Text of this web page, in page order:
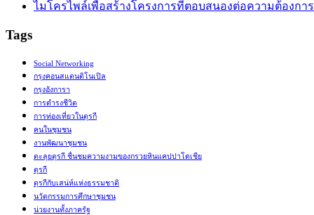
ไมโครไพล์เพื่อสร้างโครงการที่ตอบสนองต่อความต้องกา
Tags
Social Networking
กรุงคอนสแตนติโนเปิล
กรุงอังการา
การดำรงชีวิต
การท่องเที่ยวในตุรกี
คนในชุมชน
งานพัฒนาชุมชน
ตะลุยตุรกี ชื่นชมความงามของกรวยหินแคปปาโดเชีย
ตุรกี
ตุรกีกับเสน่ห์แห่งธรรมชาติ
นวัตกรรมการศึกษาชุมชน
น่วยงานทั้งภาครัฐ